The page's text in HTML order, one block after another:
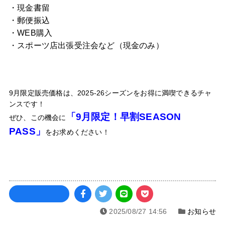
・現金書留
・郵便振込
・WEB購入
・スポーツ店出張受注会など（現金のみ）
9月限定販売価格は、2025-26シーズンをお得に満喫できるチャ
ンスです！
ぜひ、この機会に
「9月限定！早割SEASON
PASS」
をお求めください！
2025/08/27 14:56 お知らせ